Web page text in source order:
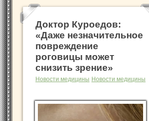
Доктор Куроедов:
«Даже незначительное
повреждение
роговицы может
снизить зрение»
Новости медицины Новости медицины